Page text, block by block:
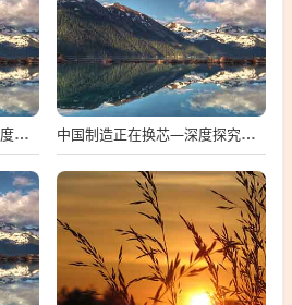
北京发布暴雪蓝色预警，深度解析与多维度观察 中国制造正在换芯—深度探究中国芯片产业的崛起与挑战